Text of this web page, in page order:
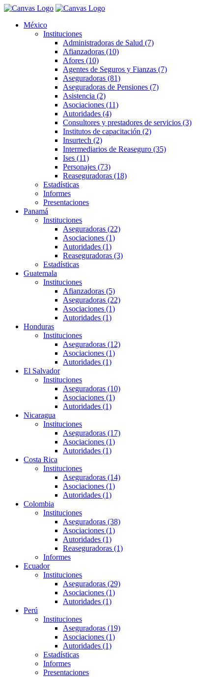
México
Instituciones
Administradoras de Salud (7)
Afianzadoras (10)
Afores (10)
Agentes de Seguros y Fianzas (7)
Aseguradoras (81)
Aseguradoras de Pensiones (7)
Asistencia (2)
Asociaciones (11)
Autoridades (4)
Consultores y prestadores de servicios (3)
Institutos de capacitación (2)
Insurtech (2)
Intermediarios de Reaseguro (35)
Ises (11)
Personajes (73)
Reaseguradoras (18)
Estadísticas
Informes
Presentaciones
Panamá
Instituciones
Aseguradoras (22)
Asociaciones (1)
Autoridades (1)
Reaseguradoras (3)
Estadísticas
Guatemala
Instituciones
Afianzadoras (5)
Aseguradoras (22)
Asociaciones (1)
Autoridades (1)
Honduras
Instituciones
Aseguradoras (12)
Asociaciones (1)
Autoridades (1)
El Salvador
Instituciones
Aseguradoras (10)
Asociaciones (1)
Autoridades (1)
Nicaragua
Instituciones
Aseguradoras (17)
Asociaciones (1)
Autoridades (1)
Costa Rica
Instituciones
Aseguradoras (14)
Asociaciones (1)
Autoridades (1)
Colombia
Instituciones
Aseguradoras (38)
Asociaciones (1)
Autoridades (1)
Reaseguradoras (1)
Informes
Ecuador
Instituciones
Aseguradoras (29)
Asociaciones (1)
Autoridades (1)
Perú
Instituciones
Aseguradoras (19)
Asociaciones (1)
Autoridades (1)
Estadísticas
Informes
Presentaciones